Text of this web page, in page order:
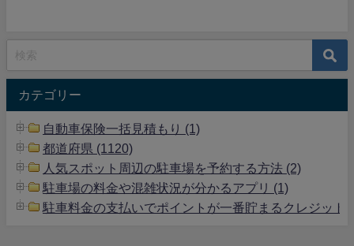
カテゴリー
自動車保険一括見積もり (1)
都道府県 (1120)
人気スポット周辺の駐車場を予約する方法 (2)
駐車場の料金や混雑状況が分かるアプリ (1)
駐車料金の支払いでポイントが一番貯まるクレジット